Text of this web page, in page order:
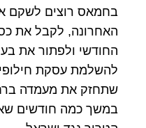
בחמאס רוצים לשקם
האחרונה, לקבל את
החודשי ולפתור את
להשלמת עסקת
שתחזק את מעמדה
במשך כמה חודשים